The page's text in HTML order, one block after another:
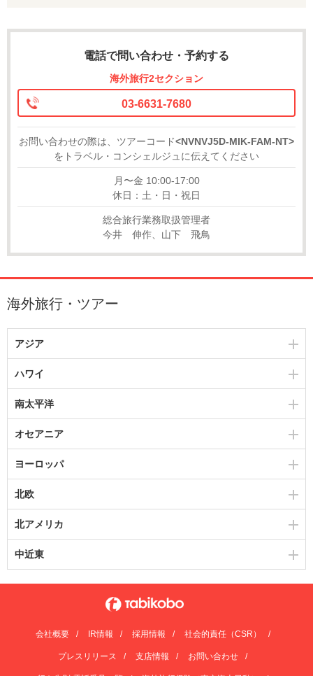
電話で問い合わせ・予約する
海外旅行2セクション
03-6631-7680
お問い合わせの際は、ツアーコード<NVNVJ5D-MIK-FAM-NT>
をトラベル・コンシェルジュに伝えてください
月〜金 10:00-17:00
休日：土・日・祝日
総合旅行業務取扱管理者
今井 伸作、山下 飛鳥
海外旅行・ツアー
アジア
ハワイ
南太平洋
オセアニア
ヨーロッパ
北欧
北アメリカ
中近東
会社概要 IR情報 採用情報 社会的責任（CSR）
プレスリリース 支店情報 お問い合わせ